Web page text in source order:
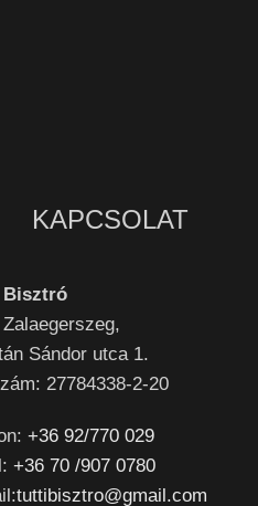
KAPCSOLAT
Zalaegerszeg,
Sándor utca 1.
27784338-2-20
+36 92/770 029
+36 70 /907 0780
tuttibisztro@gmail.com